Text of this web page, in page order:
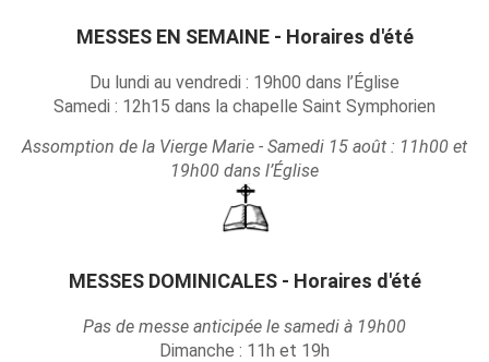
MESSES EN SEMAINE - Horaires d'été
Du lundi au vendredi : 19h00 dans l’Église
Samedi : 12h15 dans la chapelle Saint Symphorien
Assomption de la Vierge Marie - Samedi 15 août : 11h00 et
19h00 dans l’Église
MESSES DOMINICALES - Horaires d'été
Pas de messe anticipée le samedi à 19h00
Dimanche : 11h et 19h